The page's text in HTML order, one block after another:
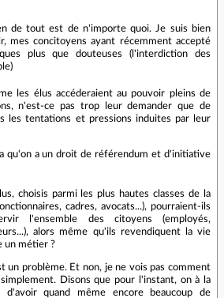
de tout est de n'importe quoi. Je suis bien
mes concitoyens ayant récemment accepté
plus que douteuses (l'interdiction des
les élus accéderaient au pouvoir pleins de
n'est-ce pas trop leur demander que de
les tentations et pressions induites par leur
qu'on a un droit de référendum et d'initiative
choisis parmi les plus hautes classes de la
cadres, avocats...), pourraient-ils
l'ensemble des citoyens (employés,
alors même qu'ils revendiquent la vie
un métier ?
un problème. Et non, je ne vois pas comment
Disons que pour l'instant, on à la
d'avoir quand même encore beaucoup de